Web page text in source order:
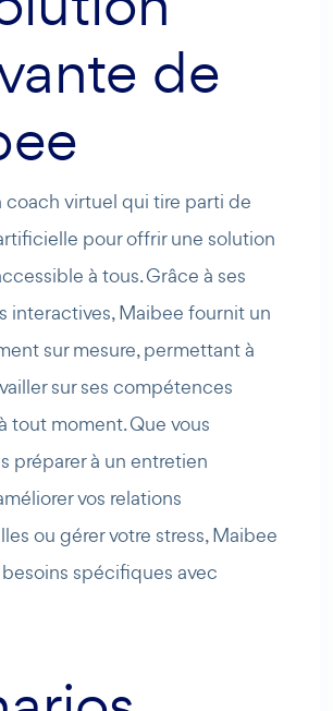
de
coach virtuel qui tire parti de
pour offrir une solution
à tous. Grâce à ses
interactives, Maibee fournit un
sur mesure, permettant à
sur ses compétences
tout moment. Que vous
préparer à un entretien
vos relations
ou gérer votre stress, Maibee
besoins spécifiques avec